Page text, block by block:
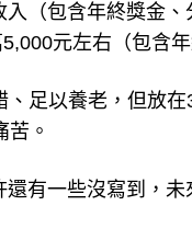
（包含年終獎金
元左右（包含
足以養老，但放
。
有一些沒寫到，